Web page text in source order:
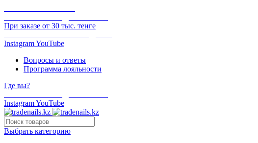
При заказе от 30 тыс. тенге
InstagramYouTube
Вопросы и ответы
Программа лояльности
Где вы?
InstagramYouTube
Выбрать категорию